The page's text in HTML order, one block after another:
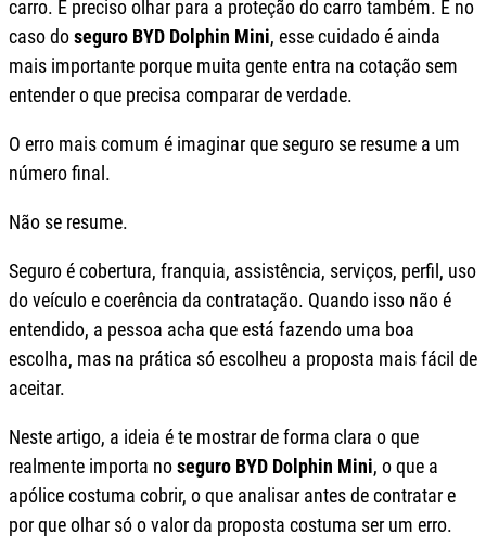
carro. É preciso olhar para a proteção do carro também. E no
caso doseguro BYD Dolphin Mini, esse cuidado é ainda
mais importante porque muita gente entra na cotação sem
entender o que precisa comparar de verdade.
O erro mais comum é imaginar que seguro se resume a um
número final.
Não se resume.
Seguro é cobertura, franquia, assistência, serviços, perfil, uso
do veículo e coerência da contratação. Quando isso não é
entendido, a pessoa acha que está fazendo uma boa
escolha, mas na prática só escolheu a proposta mais fácil de
aceitar.
Neste artigo, a ideia é te mostrar de forma clara o que
realmente importa noseguro BYD Dolphin Mini, o que a
apólice costuma cobrir, o que analisar antes de contratar e
por que olhar só o valor da proposta costuma ser um erro.